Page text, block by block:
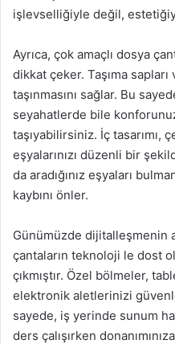
işlevselliğiyle değil,
Ayrıca, çok amaçlı dosya
dikkat çeker. Taşıma sapları
taşınmasını sağlar. Bu
seyahatlerde bile
taşıyabilirsiniz. İç tasarımı,
eşyalarınızı düzenli bir
da aradığınız eşyaları
kaybını önler.
Günümüzde dijitalleşmenin
çantaların teknoloji le dost
çıkmıştır. Özel bölmeler,
elektronik aletlerinizi
sayede, iş yerinde sunum
ders çalışırken